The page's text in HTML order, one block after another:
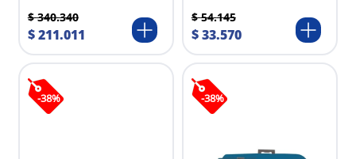
$ 340.340
$211.011
$ 54.145
$33.570
-38% -38%